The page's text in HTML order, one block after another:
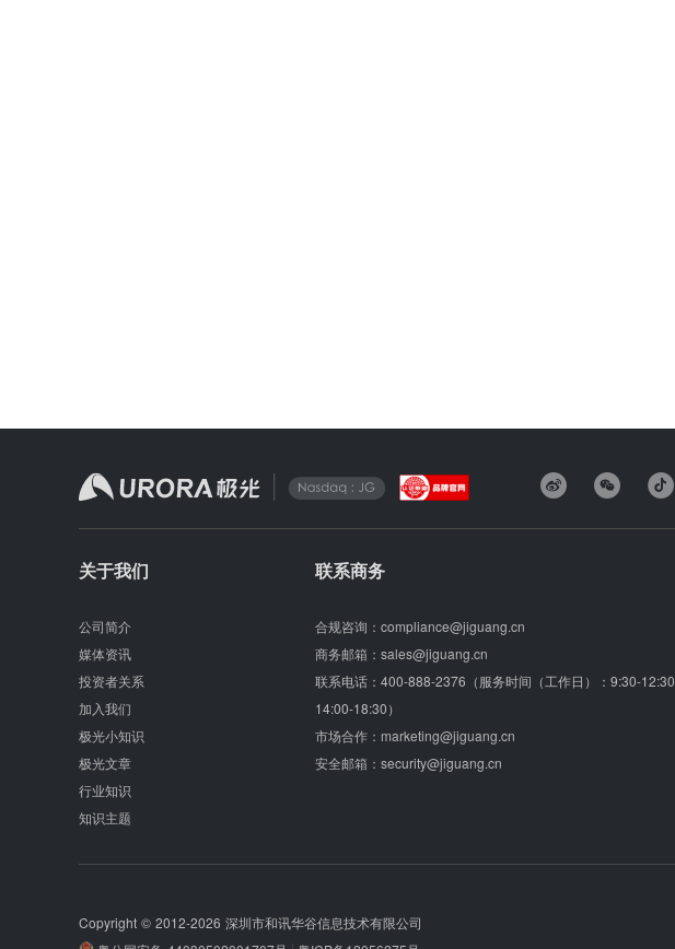
关于我们
公司简介
媒体资讯
投资者关系
加入我们
极光小知识
极光文章
行业知识
知识主题
联系商务
合规咨询： compliance@jiguang.cn
商务邮箱： sales@jiguang.cn
联系电话： 400-888-2376（服务时间（工作日）：9:30-12:30
14:00-18:30）
市场合作： marketing@jiguang.cn
安全邮箱： security@jiguang.cn
Copyright © 2012-2026 深圳市和讯华谷信息技术有限公司